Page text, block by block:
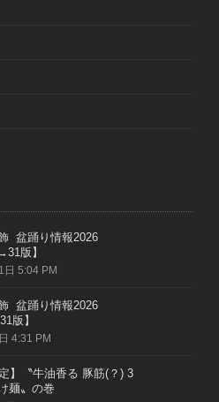
盆踊り情報2026
版】
日 5:04 PM
盆踊り情報2026
版】
4:31 PM
】〝牛油香る 豚筋(？) 3
麺〟の巻